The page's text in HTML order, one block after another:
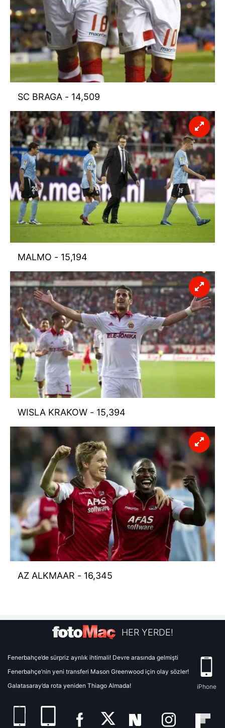
SC BRAGA - 14,509
MALMO - 15,194
WISLA KRAKOW - 15,394
AZ ALKMAAR - 16,345
HER YERDE!
Fenerbahçe’de sürpriz ayrılık ihtimali! Devre arasında gelmişti
Fenerbahçe’nin yeni transferi Mason Greenwood için olay sözler!
Galatasaray’da rota yeniden Thiago Almada!
iPhone